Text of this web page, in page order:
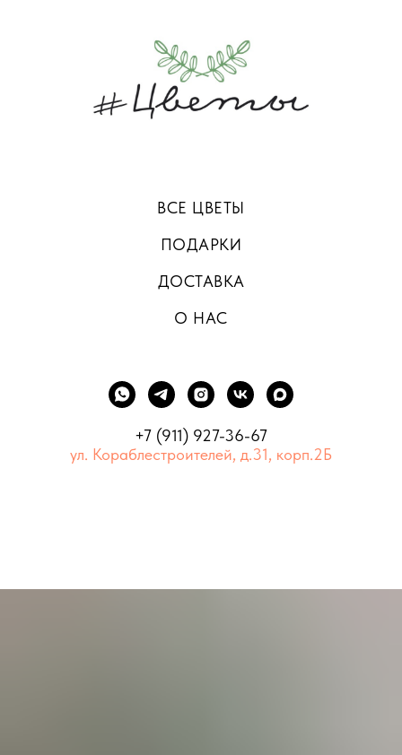
ВСЕ ЦВЕТЫ
ПОДАРКИ
ДОСТАВКА
О НАС
+7 (911) 927-36-67
ул. Кораблестроителей, д.31, корп.2Б